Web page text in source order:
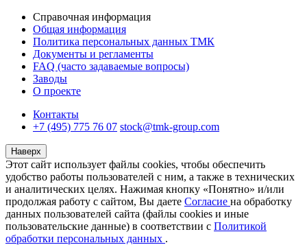
Справочная информация
Общая информация
Политика персональных данных ТМК
Документы и регламенты
FAQ (часто задаваемые вопросы)
Заводы
О проекте
Контакты
+7 (495) 775 76 07 stock@tmk-group.com
Наверх
Этот сайт использует файлы cookies, чтобы обеспечить
удобство работы пользователей с ним, а также в технических
и аналитических целях. Нажимая кнопку «Понятно» и/или
продолжая работу с сайтом, Вы даете Согласие на обработку
данных пользователей сайта (файлы cookies и иные
пользовательские данные) в соответствии с Политикой
обработки персональных данных .